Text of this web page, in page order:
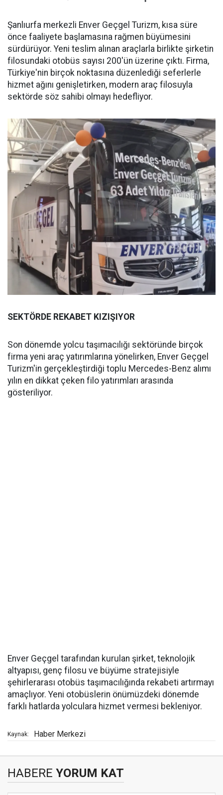
Şanlıurfa merkezli Enver Geçgel Turizm, kısa süre
önce faaliyete başlamasına rağmen büyümesini
sürdürüyor. Yeni teslim alınan araçlarla birlikte şirketin
filosundaki otobüs sayısı 200'ün üzerine çıktı. Firma,
Türkiye'nin birçok noktasına düzenlediği seferlerle
hizmet ağını genişletirken, modern araç filosuyla
sektörde söz sahibi olmayı hedefliyor.
SEKTÖRDE REKABET KIZIŞIYOR
Son dönemde yolcu taşımacılığı sektöründe birçok
firma yeni araç yatırımlarına yönelirken, Enver Geçgel
Turizm'in gerçekleştirdiği toplu Mercedes-Benz alımı
yılın en dikkat çeken filo yatırımları arasında
gösteriliyor.
Enver Geçgel tarafından kurulan şirket, teknolojik
altyapısı, genç filosu ve büyüme stratejisiyle
şehirlerarası otobüs taşımacılığında rekabeti artırmayı
amaçlıyor. Yeni otobüslerin önümüzdeki dönemde
farklı hatlarda yolculara hizmet vermesi bekleniyor.
Kaynak: Haber Merkezi
HABERE YORUM KAT